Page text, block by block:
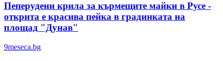
Пеперудени крила за кърмещите майки в Русе -
открита е красива пейка в градинката на
площад "Дунав"
9meseca.bg